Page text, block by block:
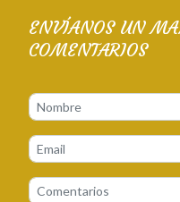
ENVÍANOS UN
COMENTARIOS